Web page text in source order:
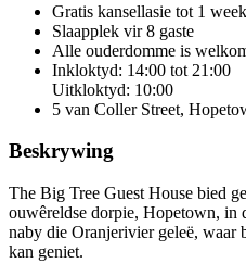
Gratis kansellasie tot 1
Slaapplek vir 8 gaste
Alle ouderdomme is
Inkloktyd: 14:00 tot 21:00
Uitkloktyd: 10:00
5 van Coller Street,
Beskrywing
The Big Tree Guest House bied
ouwêreldse dorpie, Hopetown,
naby die Oranjerivier geleë, waar
kan geniet.